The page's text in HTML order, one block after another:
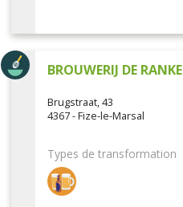
BROUWERIJ DE RANKE
Brugstraat, 43
4367 - Fize-le-Marsal
Types de transformation